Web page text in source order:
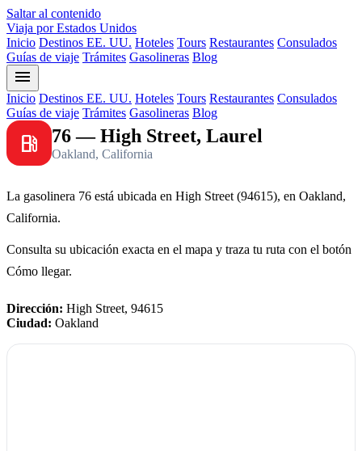
Saltar al contenido
Viaja por Estados Unidos
Inicio Destinos EE. UU. Hoteles Tours Restaurantes Consulados
Guías de viaje Trámites Gasolineras Blog
menu
Inicio Destinos EE. UU. Hoteles Tours Restaurantes Consulados
Guías de viaje Trámites Gasolineras Blog
local_gas_station 76 — High Street, Laurel
Oakland, California
La gasolinera 76 está ubicada en High Street (94615), en Oakland,
California.
Consulta su ubicación exacta en el mapa y traza tu ruta con el botón
Cómo llegar.
Dirección: High Street, 94615
Ciudad: Oakland